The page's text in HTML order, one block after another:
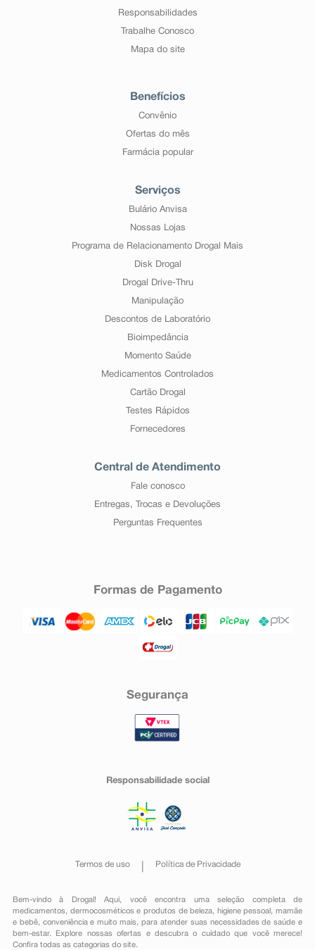
Responsabilidades
Trabalhe Conosco
Mapa do site
Benefícios
Convênio
Ofertas do mês
Farmácia popular
Serviços
Bulário Anvisa
Nossas Lojas
Programa de Relacionamento Drogal Mais
Disk Drogal
Drogal Drive-Thru
Manipulação
Descontos de Laboratório
Bioimpedância
Momento Saúde
Medicamentos Controlados
Cartão Drogal
Testes Rápidos
Fornecedores
Central de Atendimento
Fale conosco
Entregas, Trocas e Devoluções
Perguntas Frequentes
Formas de Pagamento
Segurança
Responsabilidade social
Termos de uso Política de Privacidade
Bem-vindo à Drogal! Aqui, você encontra uma seleção completa de
medicamentos , dermocosméticos e produtos de beleza, higiene pessoal ,mamãe
e bebê, conveniênciae muito mais, para atender suas necessidades de saúde e
bem-estar. Explore nossas ofertas e descubra o cuidado que você merece!
Confira todas as categorias do site.